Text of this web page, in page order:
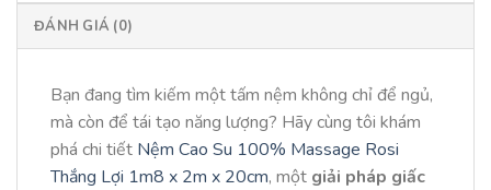
ĐÁNH GIÁ (0)
Bạn đang tìm kiếm một tấm nệm không chỉ để ngủ,
mà còn để tái tạo năng lượng? Hãy cùng tôi khám
phá chi tiết Nệm Cao Su 100% Massage Rosi
Thắng Lợi 1m8 x 2m x 20cm, một giải pháp giấc